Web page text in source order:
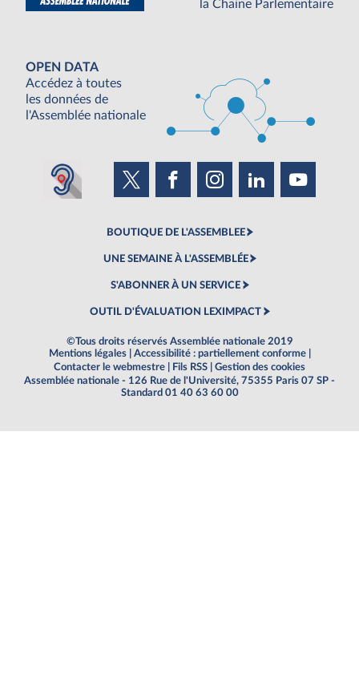
la Chaine Parlementaire
OPEN DATA
Accédez à toutes
les données de
l'Assemblée nationale
BOUTIQUE DE L'ASSEMBLEE
UNE SEMAINE À L'ASSEMBLÉE
S'ABONNER À UN SERVICE
OUTIL D'ÉVALUATION LEXIMPACT
©Tous droits réservés Assemblée nationale 2019
Mentions légales
Accessibilité : partiellement conforme
Contacter le webmestre
Fils RSS
Gestion des cookies
Assemblée nationale - 126 Rue de l'Université, 75355 Paris 07 SP -
Standard 01 40 63 60 00